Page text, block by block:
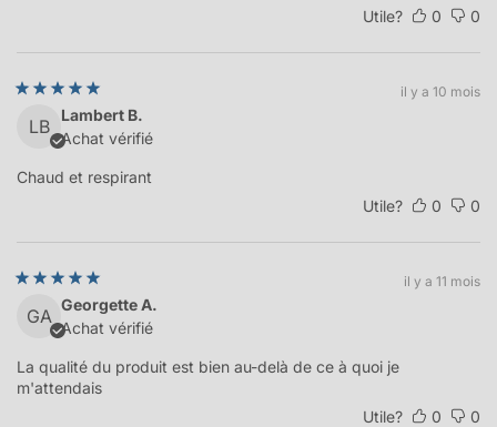
Utile?
0 0
il y a 10 mois
LB
Lambert B.
Achat vérifié
Chaud et respirant
Utile?
0 0
il y a 11 mois
GA
Georgette A.
Achat vérifié
La qualité du produit est bien au-delà de ce à quoi je
m'attendais
Utile?
0 0